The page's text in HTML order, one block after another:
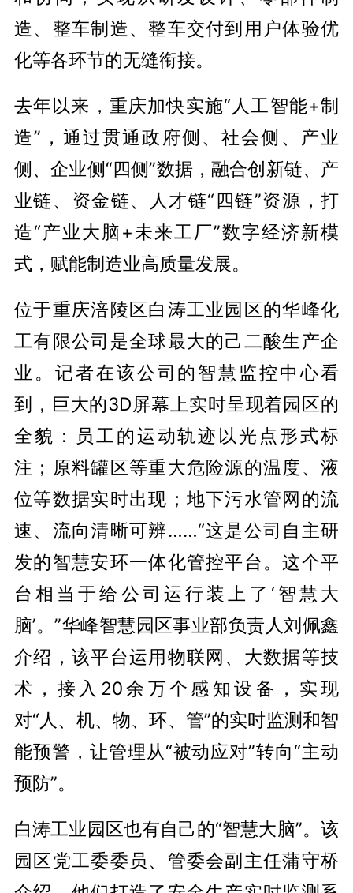
造、整车制造、整车交付到用户体验优
化等各环节的无缝衔接。
去年以来，重庆加快实施“人工智能+制
造”，通过贯通政府侧、社会侧、产业
侧、企业侧“四侧”数据，融合创新链、产
业链、资金链、人才链“四链”资源，打
造“产业大脑+未来工厂”数字经济新模
式，赋能制造业高质量发展。
位于重庆涪陵区白涛工业园区的华峰化
工有限公司是全球最大的己二酸生产企
业。记者在该公司的智慧监控中心看
到，巨大的3D屏幕上实时呈现着园区的
全貌：员工的运动轨迹以光点形式标
注；原料罐区等重大危险源的温度、液
位等数据实时出现；地下污水管网的流
速、流向清晰可辨……“这是公司自主研
发的智慧安环一体化管控平台。这个平
台相当于给公司运行装上了‘智慧大
脑’。”华峰智慧园区事业部负责人刘佩鑫
介绍，该平台运用物联网、大数据等技
术，接入20余万个感知设备，实现
对“人、机、物、环、管”的实时监测和智
能预警，让管理从“被动应对”转向“主动
预防”。
白涛工业园区也有自己的“智慧大脑”。该
园区党工委委员、管委会副主任蒲守桥